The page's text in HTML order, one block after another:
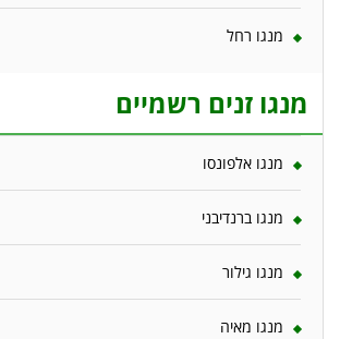
מנגו רחל
מנגו זנים רשמיים
מנגו אלפונסו
מנגו ברנדיבני
מנגו גילור
מנגו מאיה